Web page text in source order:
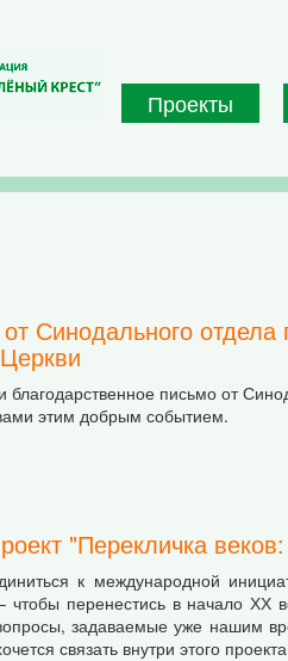
Проекты
Синодального
письмо от
этим добрым событием.
"Перекличка
к международной
чтобы перенестись в начало ХХ
задаваемые уже нашим
связать внутри этого